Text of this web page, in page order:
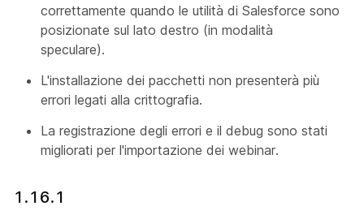
correttamente quando le utilità di Salesforce sono
posizionate sul lato destro (in modalità
speculare).
L'installazione dei pacchetti non presenterà più
errori legati alla crittografia.
La registrazione degli errori e il debug sono stati
migliorati per l'importazione dei webinar.
1.16.1